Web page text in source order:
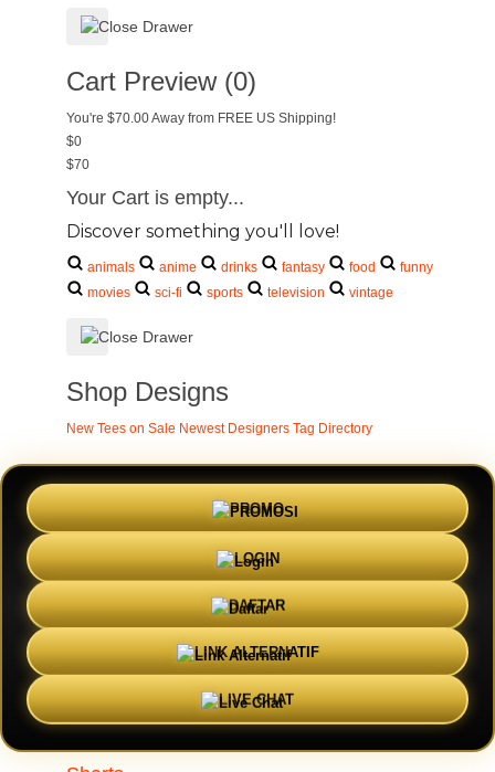
Cart Preview (0)
You're $70.00Away from FREE US Shipping!
$0
$70
Your Cart is empty...
Discover something you'll love!
animals anime drinks fantasy food
funny
movies
sci-fi sports television vintage
Shop Designs
New Tees on Sale Newest Designers Tag Directory
Artist Collections
Featured DesignersArtists to WatchCreators to WatchAAPI
LGBTQIA ArtistsUkrainian Artists
Back To Menu
Adult Apparel
PROMO
LOGIN
DAFTAR
LINK ALTERNATIF
LIVE CHAT